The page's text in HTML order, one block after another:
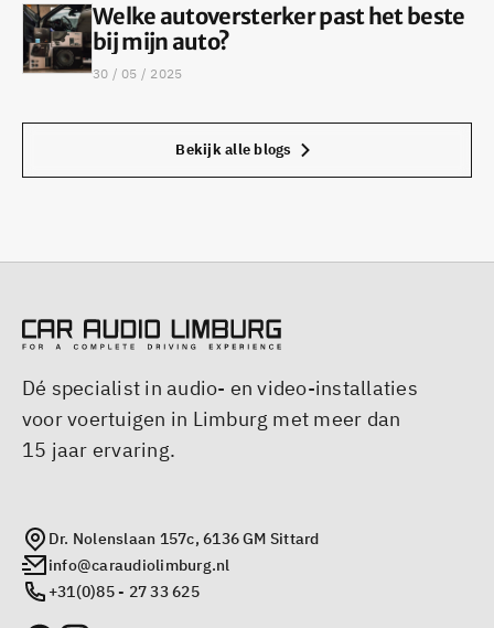
Welke autoversterker past het beste
bij mijn auto?
30 / 05 / 2025
Bekijk alle blogs
Dé specialist in audio- en video-installaties
voor voertuigen in Limburg met meer dan
15 jaar ervaring.
Dr. Nolenslaan 157c, 6136 GM Sittard
info@caraudiolimburg.nl
+31(0)85 - 27 33 625